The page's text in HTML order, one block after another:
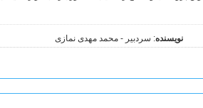
نویسنده: سردبیر - محمد مهدی نمازی